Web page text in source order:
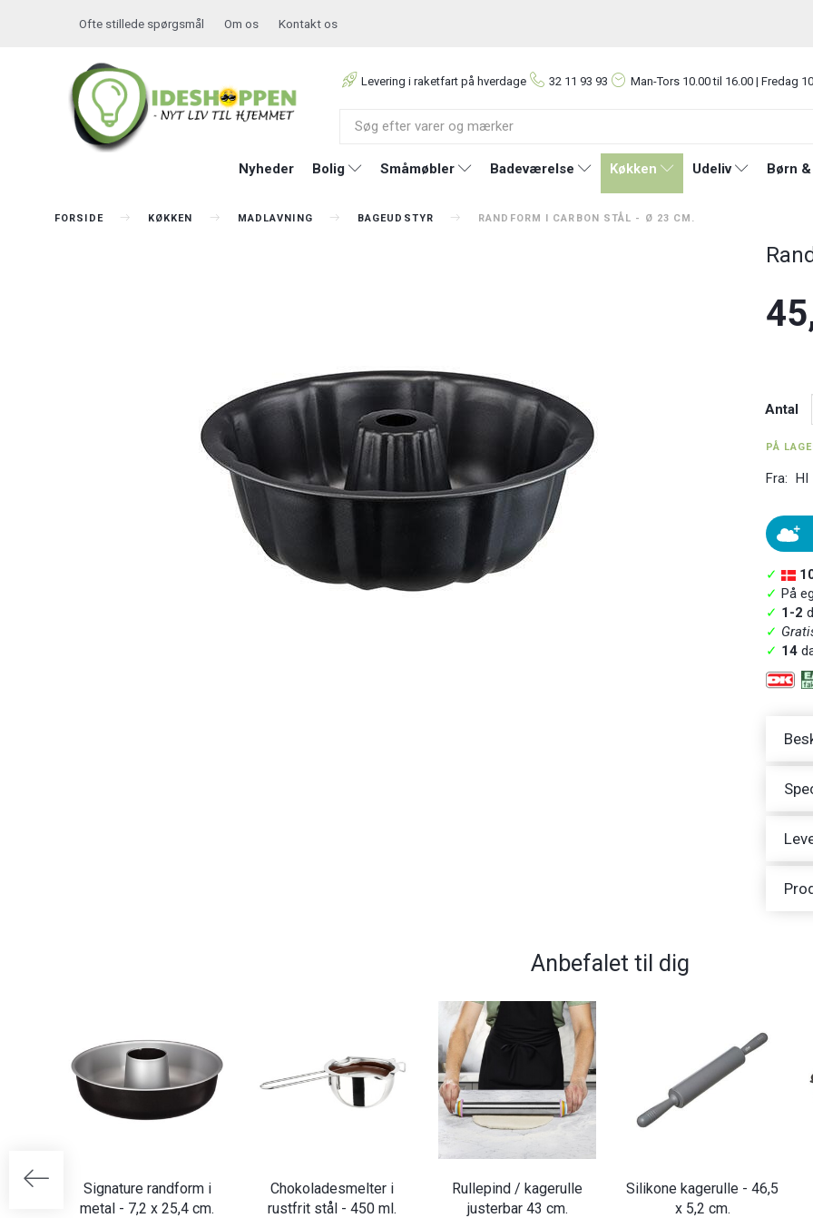
Ofte stillede spørgsmål Om os Kontakt os
Levering i raketfart på hverdage 32 11 93 93 Man-Tors 10.00 til 16.00 | Fredag
Nyheder Bolig Småmøbler Badeværelse Køkken Udeliv Børn
FORSIDE KØKKEN MADLAVNING BAGEUDSTYR RANDFORM I CARBON STÅL - Ø 23 CM.
Antal
PÅ
Fra: HI
✓
✓ På
✓ 1-2
✓
✓ 14
Anbefalet til dig
Signature randform i
metal - 7,2 x 25,4 cm.
Chokoladesmelter i
rustfrit stål - 450 ml.
Rullepind / kagerulle
justerbar 43 cm.
Silikone kagerulle - 46,5
x 5,2 cm.